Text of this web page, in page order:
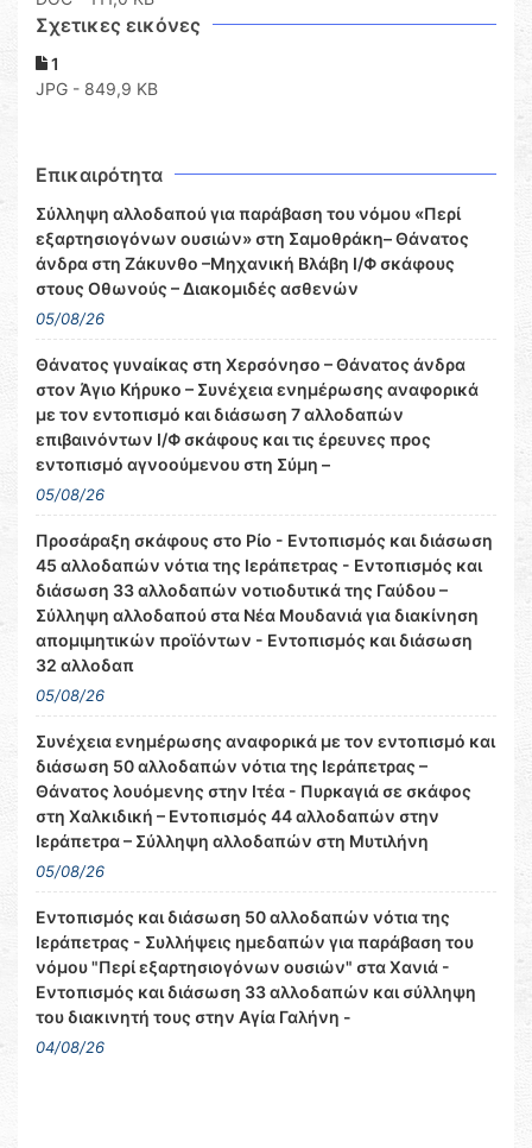
Σχετικες εικόνες
1
JPG - 849,9 KB
Επικαιρότητα
Σύλληψη αλλοδαπού για παράβαση του νόμου «Περί
εξαρτησιογόνων ουσιών» στη Σαμοθράκη– Θάνατος
άνδρα στη Ζάκυνθο –Μηχανική Βλάβη Ι/Φ σκάφους
στους Οθωνούς – Διακομιδές ασθενών
05/08/26
Θάνατος γυναίκας στη Χερσόνησο – Θάνατος άνδρα
στον Άγιο Κήρυκο – Συνέχεια ενημέρωσης αναφορικά
με τον εντοπισμό και διάσωση 7 αλλοδαπών
επιβαινόντων Ι/Φ σκάφους και τις έρευνες προς
εντοπισμό αγνοούμενου στη Σύμη –
05/08/26
Προσάραξη σκάφους στο Ρίο - Εντοπισμός και διάσωση
45 αλλοδαπών νότια της Ιεράπετρας - Εντοπισμός και
διάσωση 33 αλλοδαπών νοτιοδυτικά της Γαύδου –
Σύλληψη αλλοδαπού στα Νέα Μουδανιά για διακίνηση
απομιμητικών προϊόντων - Εντοπισμός και διάσωση
32 αλλοδαπ
05/08/26
Συνέχεια ενημέρωσης αναφορικά με τον εντοπισμό και
διάσωση 50 αλλοδαπών νότια της Ιεράπετρας –
Θάνατος λουόμενης στην Ιτέα - Πυρκαγιά σε σκάφος
στη Χαλκιδική – Εντοπισμός 44 αλλοδαπών στην
Ιεράπετρα – Σύλληψη αλλοδαπών στη Μυτιλήνη
05/08/26
Εντοπισμός και διάσωση 50 αλλοδαπών νότια της
Ιεράπετρας - Συλλήψεις ημεδαπών για παράβαση του
νόμου "Περί εξαρτησιογόνων ουσιών" στα Χανιά -
Εντοπισμός και διάσωση 33 αλλοδαπών και σύλληψη
του διακινητή τους στην Αγία Γαλήνη -
04/08/26